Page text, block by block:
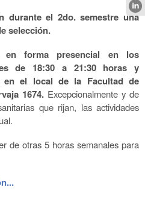
durante el 2do. semestre una
selección.
en forma presencial en los
de 18:30 a 21:30 horas y
el local de la Facultad de
1674. Excepcionalmente y de
que rijan, las actividades
de otras 5 horas semanales para